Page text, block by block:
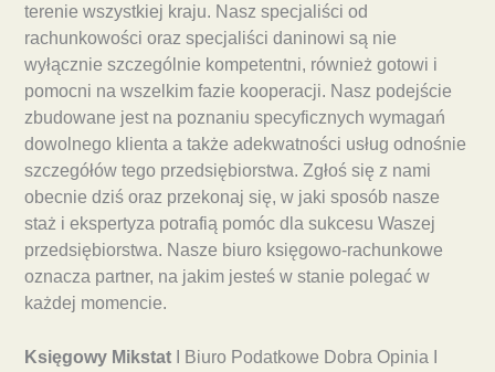
terenie wszystkiej kraju. Nasz specjaliści od
rachunkowości oraz specjaliści daninowi są nie
wyłącznie szczególnie kompetentni, również gotowi i
pomocni na wszelkim fazie kooperacji. Nasz podejście
zbudowane jest na poznaniu specyficznych wymagań
dowolnego klienta a także adekwatności usług odnośnie
szczegółów tego przedsiębiorstwa. Zgłoś się z nami
obecnie dziś oraz przekonaj się, w jaki sposób nasze
staż i ekspertyza potrafią pomóc dla sukcesu Waszej
przedsiębiorstwa. Nasze biuro księgowo-rachunkowe
oznacza partner, na jakim jesteś w stanie polegać w
każdej momencie.
Księgowy Mikstat I Biuro Podatkowe Dobra Opinia I